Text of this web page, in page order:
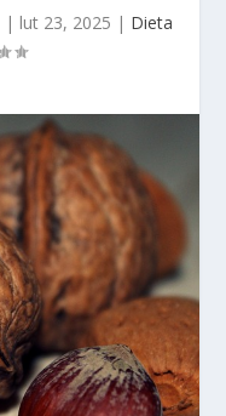
| lut 23, 2025 | Dieta